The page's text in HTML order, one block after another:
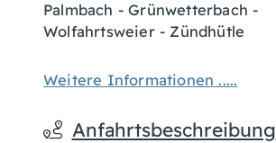
Palmbach - Grünwetterbach -
Wolfahrtsweier - Zündhütle
Weitere Informationen .....
Anfahrtsbeschreibung